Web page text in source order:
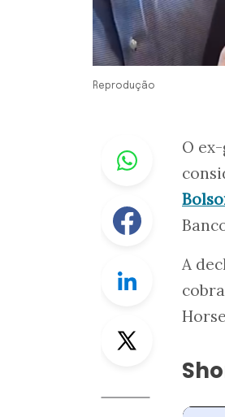
Reprodução
Whastapp
Facebook
Linkedin
Twitter
O
A